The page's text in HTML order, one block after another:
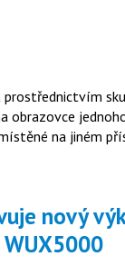
obrazovce
na jiném